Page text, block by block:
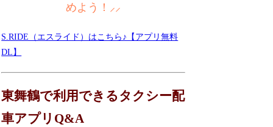
めよう！⸝⸝
S.RIDE（エスライド）はこちら♪【アプリ無料
DL】
東舞鶴で利用できるタクシー配
車アプリQ&A